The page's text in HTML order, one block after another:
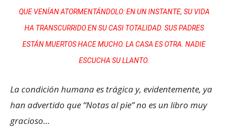
QUE VENÍAN ATORMENTÁNDOLO: EN UN INSTANTE, SU VIDA
HA TRANSCURRIDO EN SU CASI TOTALIDAD. SUS PADRES
ESTÁN MUERTOS HACE MUCHO. LA CASA ES OTRA. NADIE
ESCUCHA SU LLANTO.
La condición humana es trágica y, evidentemente, ya
han advertido que “Notas al pie” no es un libro muy
gracioso…